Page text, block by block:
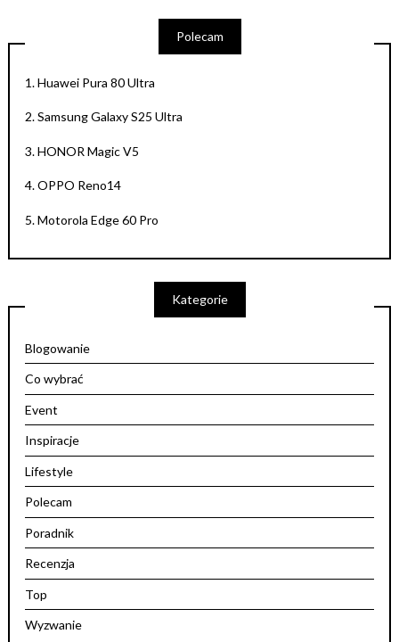
Polecam
1.Huawei Pura 80 Ultra
2.Samsung Galaxy S25 Ultra
3.HONOR Magic V5
4.OPPO Reno14
5.Motorola Edge 60 Pro
Kategorie
Blogowanie
Co wybrać
Event
Inspiracje
Lifestyle
Polecam
Poradnik
Recenzja
Top
Wyzwanie